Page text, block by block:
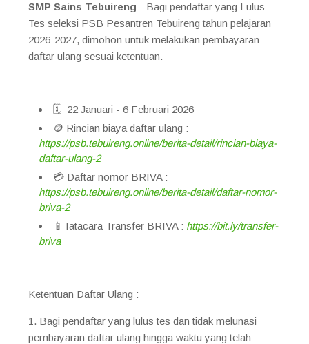
SMP Sains Tebuireng - Bagi pendaftar yang Lulus
Tes seleksi PSB Pesantren Tebuireng tahun pelajaran
2026-2027, dimohon untuk melakukan pembayaran
daftar ulang sesuai ketentuan.
🗓️ 22 Januari - 6 Februari 2026
🪙 Rincian biaya daftar ulang :
https://psb.tebuireng.online/berita-detail/rincian-biaya-
daftar-ulang-2
💳 Daftar nomor BRIVA :
https://psb.tebuireng.online/berita-detail/daftar-nomor-
briva-2
📱Tatacara Transfer BRIVA : https://bit.ly/transfer-
briva
Ketentuan Daftar Ulang :
1. Bagi pendaftar yang lulus tes dan tidak melunasi
pembayaran daftar ulang hingga waktu yang telah